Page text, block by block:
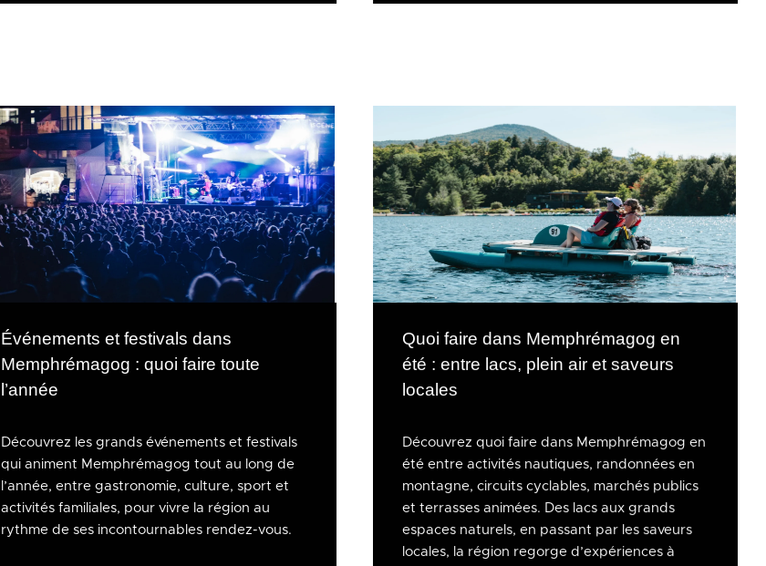
Événements et festivals dans
Memphrémagog : quoi faire toute
l’année
Découvrez les grands événements et festivals
qui animent Memphrémagog tout au long de
l’année, entre gastronomie, culture, sport et
activités familiales, pour vivre la région au
rythme de ses incontournables rendez-vous.
Quoi faire dans Memphrémagog en
été : entre lacs, plein air et saveurs
locales
Découvrez quoi faire dans Memphrémagog en
été entre activités nautiques, randonnées en
montagne, circuits cyclables, marchés publics
et terrasses animées. Des lacs aux grands
espaces naturels, en passant par les saveurs
locales, la région regorge d’expériences à